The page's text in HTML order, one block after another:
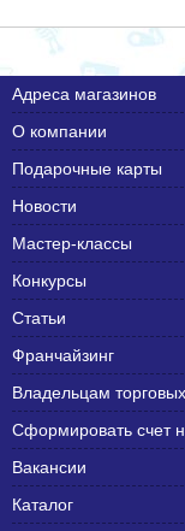
Адреса магазинов
О компании
Подарочные карты
Новости
Мастер-классы
Конкурсы
Статьи
Франчайзинг
Владельцам
Сформировать счет
Вакансии
Каталог